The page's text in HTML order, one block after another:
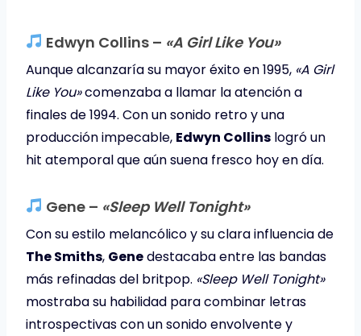
Edwyn Collins – «A Girl Like You»
Aunque alcanzaría su mayor éxito en 1995, «A Girl
Like You»comenzaba a llamar la atención a
finales de 1994. Con un sonido retro y una
producción impecable, Edwyn Collins logró un
hit atemporal que aún suena fresco hoy en día.
Gene – «Sleep Well Tonight»
Con su estilo melancólico y su clara influencia de
The Smiths, Genedestacaba entre las bandas
más refinadas del britpop. «Sleep Well Tonight»
mostraba su habilidad para combinar letras
introspectivas con un sonido envolvente y